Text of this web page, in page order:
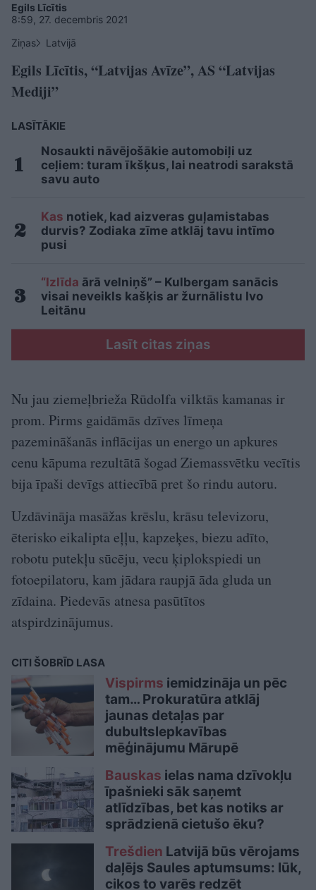
Egils Līcītis
8:59, 27. decembris 2021
Ziņas
Latvijā
Egils Līcītis, “Latvijas Avīze”, AS “Latvijas
Mediji”
LASĪTĀKIE
Nosaukti nāvējošākie automobiļi uz
ceļiem: turam īkšķus, lai neatrodi sarakstā
savu auto
Kas notiek, kad aizveras guļamistabas
durvis? Zodiaka zīme atklāj tavu intīmo
pusi
“Izlīda ārā velniņš” – Kulbergam sanācis
visai neveikls kašķis ar žurnālistu Ivo
Leitānu
Lasīt citas ziņas
Nu jau ziemeļbrieža Rūdolfa vilktās kamanas ir
prom. Pirms gaidāmās dzīves līmeņa
pazemināšanās inflācijas un energo un apkures
cenu kāpuma rezultātā šogad Ziemassvētku vecītis
bija īpaši devīgs attiecībā pret šo rindu autoru.
Uzdāvināja masāžas krēslu, krāsu televizoru,
ēterisko eikalipta eļļu, kapzeķes, biezu adīto,
robotu putekļu sūcēju, vecu ķiplokspiedi un
fotoepilatoru, kam jādara raupjā āda gluda un
zīdaina. Piedevās atnesa pasūtītos
atspirdzinājumus.
CITI ŠOBRĪD LASA
Vispirms iemidzināja un pēc
tam… Prokuratūra atklāj
jaunas detaļas par
dubultslepkavības
mēģinājumu Mārupē
Bauskas ielas nama dzīvokļu
īpašnieki sāk saņemt
atlīdzības, bet kas notiks ar
sprādzienā cietušo ēku?
Trešdien Latvijā būs vērojams
daļējs Saules aptumsums: lūk,
cikos to varēs redzēt